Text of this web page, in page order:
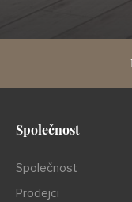
Společnost
Společnost
Prodejci